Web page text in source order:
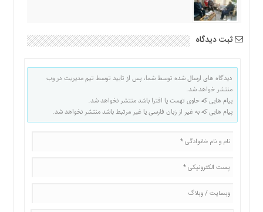
ثبت دیدگاه
دیدگاه های ارسال شده توسط شما، پس از تایید توسط تیم مدیریت در وب
منتشر خواهد شد.
پیام هایی که حاوی تهمت یا افترا باشد منتشر نخواهد شد.
پیام هایی که به غیر از زبان فارسی یا غیر مرتبط باشد منتشر نخواهد شد.